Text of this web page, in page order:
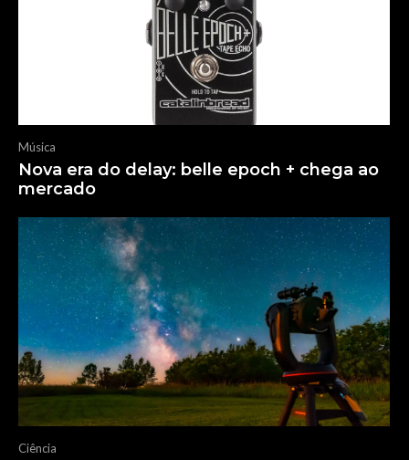
Música
Nova era do delay: belle epoch + chega ao
mercado
Ciência